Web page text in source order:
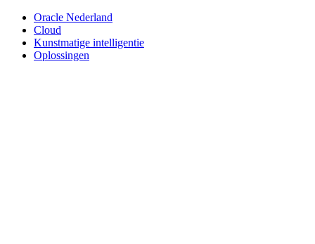
Oracle Nederland
Cloud
Kunstmatige intelligentie
Oplossingen